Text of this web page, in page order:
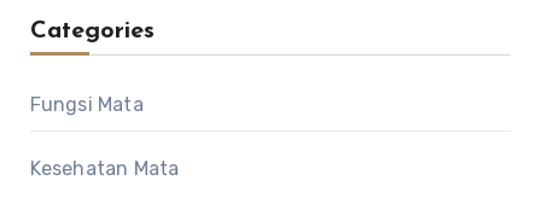
Categories
Fungsi Mata
Kesehatan Mata